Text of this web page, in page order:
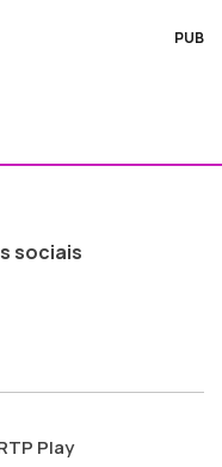
PUB
sociais
ao
Play